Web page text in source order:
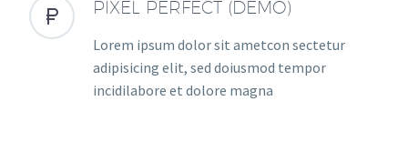

 PIXEL PERFECT (DEMO)
Lorem ipsum dolor sit ametcon sectetur
adipisicing elit, sed doiusmod tempor
incidilabore et dolore magna